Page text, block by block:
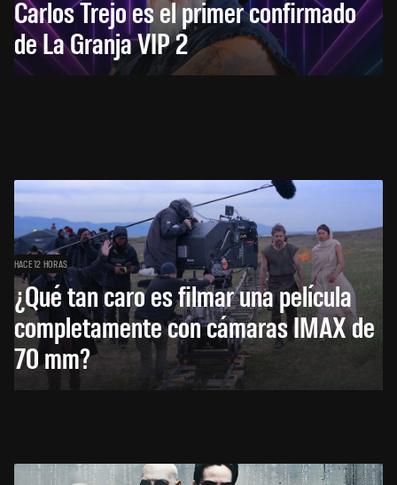
Carlos Trejo es el primer confirmado
de La Granja VIP 2
HACE 12 HORAS
¿Qué tan caro es filmar una película
completamente con cámaras IMAX de
70 mm?